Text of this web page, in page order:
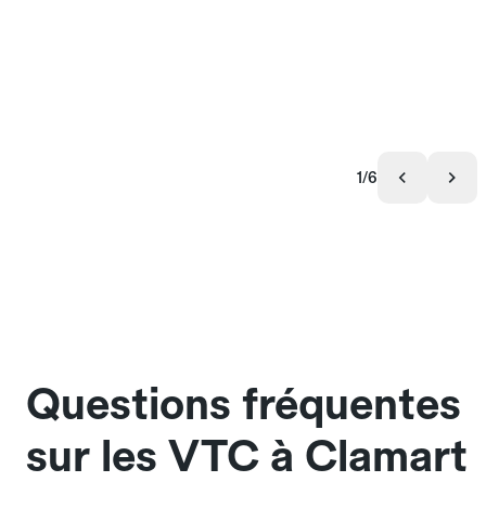
1/6
Questions fréquentes
sur les VTC à Clamart